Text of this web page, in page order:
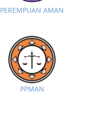
PEREMPUAN AMAN
PPMAN